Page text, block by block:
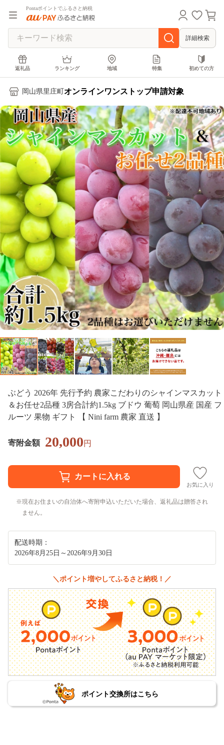
Pontaポイントでふるさと納税
詳細検索
返礼品 ランキング 地域 特集 初めての方
岡山県里庄町 オンラインワンストップ申請対象
ぶどう 2026年 先行予約 農家こだわりのシャインマスカット
＆お任せ2品種 3房合計約1.5kg ブドウ 葡萄 岡山県産 国産 フ
ルーツ 果物 ギフト 【 Nini farm 農家 直送 】
寄附金額 20,000円
お気に入り
現在お住まいの自治体へ寄附申込いただいた場合、返礼品は贈答され
ません。
配送時期：
2026年8月25日～2026年9月30日
＼ポイント増やしてふるさと納税！／
ポイント交換所はこちら